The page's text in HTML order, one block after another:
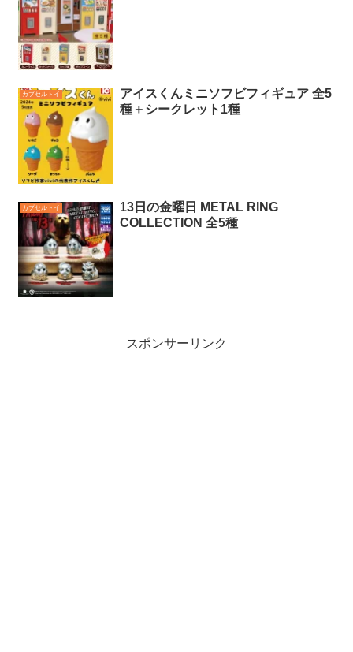
カプセルトイ
アイスくんミニソフビフィギュア 全5
種＋シークレット1種
カプセルトイ
13日の金曜日 METAL RING
COLLECTION 全5種
スポンサーリンク